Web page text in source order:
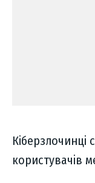
Кіберзлочинці
користувачів